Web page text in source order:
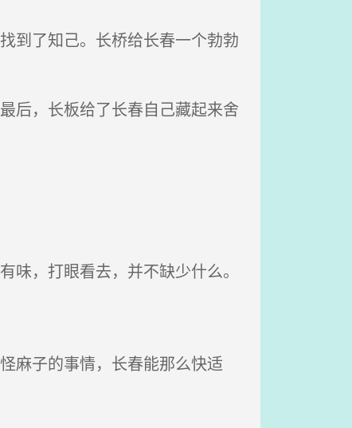
到了知己。长桥给长春一个勃勃
后，长板给了长春自己藏起来舍
，打眼看去，并不缺少什么。
麻子的事情，长春能那么快适